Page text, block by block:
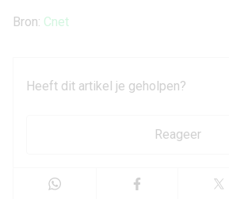
Bron: Cnet
Heeft dit artikel je geholpen?
Reageer